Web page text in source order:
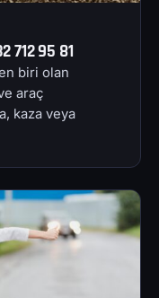
712 95 81
biri olan
araç
kaza veya